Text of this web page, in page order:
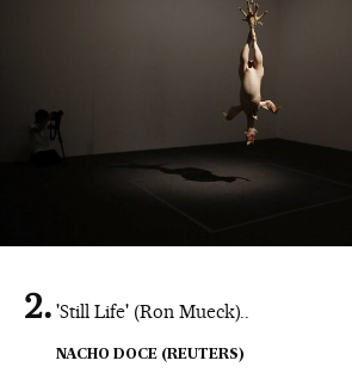
'Still Life' (Ron Mueck)..
NACHO DOCE (REUTERS)